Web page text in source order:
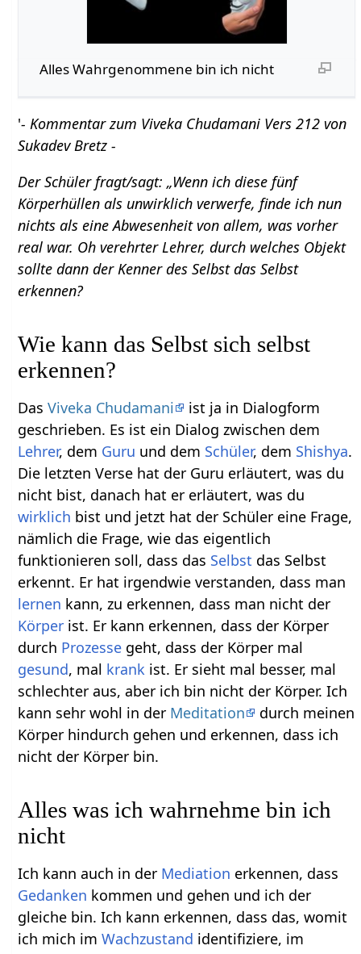
Alles Wahrgenommene bin ich nicht
'- Kommentar zum Viveka Chudamani Vers 212 von
Sukadev Bretz -
Der Schüler fragt/sagt: „Wenn ich diese fünf
Körperhüllen als unwirklich verwerfe, finde ich nun
nichts als eine Abwesenheit von allem, was vorher
real war. Oh verehrter Lehrer, durch welches Objekt
sollte dann der Kenner des Selbst das Selbst
erkennen?
Wie kann das Selbst sich selbst
erkennen?
DasViveka Chudamani
ist ja in Dialogform
geschrieben. Es ist ein Dialog zwischen dem
Lehrer, dem Guru und dem Schüler, dem Shishya.
Die letzten Verse hat der Guru erläutert, was du
nicht bist, danach hat er erläutert, was du
wirklich bist und jetzt hat der Schüler eine Frage,
nämlich die Frage, wie das eigentlich
funktionieren soll, dass das Selbst das Selbst
erkennt. Er hat irgendwie verstanden, dass man
lernen kann, zu erkennen, dass man nicht der
Körper ist. Er kann erkennen, dass der Körper
durch Prozesse geht, dass der Körper mal
gesund, mal krank ist. Er sieht mal besser, mal
schlechter aus, aber ich bin nicht der Körper. Ich
kann sehr wohl in der Meditation
durch meinen
Körper hindurch gehen und erkennen, dass ich
nicht der Körper bin.
Alles was ich wahrnehme bin ich
nicht
Ich kann auch in der Mediation erkennen, dass
Gedanken kommen und gehen und ich der
gleiche bin. Ich kann erkennen, dass das, womit
ich mich imWachzustand identifiziere, im